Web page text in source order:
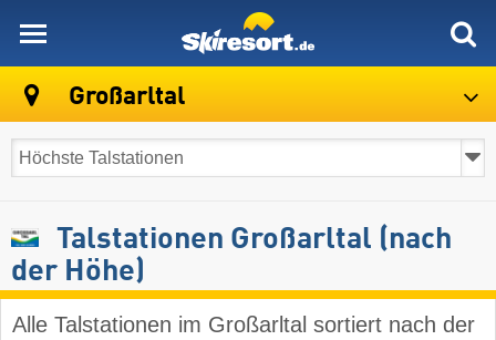
Großarltal
Talstationen Großarltal (nach
der Höhe)
Alle Talstationen im Großarltal sortiert nach der